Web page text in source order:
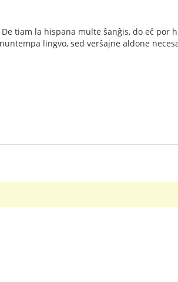
tiam la hispana multe ŝanĝis, do eĉ por
lingvo, sed verŝajne aldone